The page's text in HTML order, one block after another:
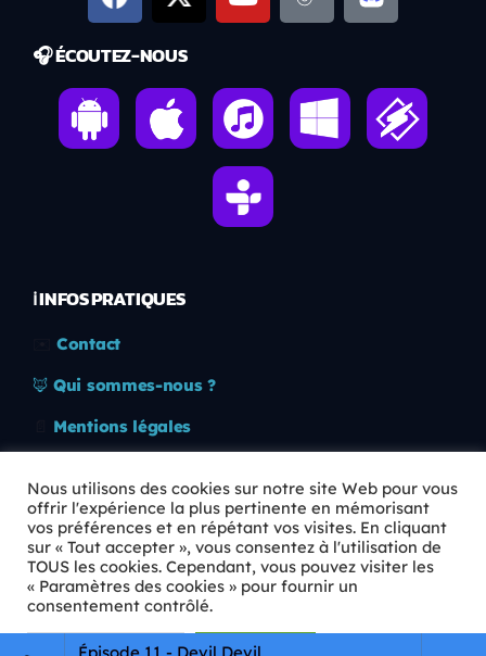
Épisode 11 - Devil Devil
🎧 ÉCOUTEZ-NOUS
ℹ️ INFOS PRATIQUES
Contact
🦊 Qui sommes-nous ?
Mentions légales
🛡️ RGPD
Copyright © 2026 Animkids. Tous droits réservés.
Nous utilisons des cookies sur notre site Web pour vous
offrir l'expérience la plus pertinente en mémorisant
vos préférences et en répétant vos visites. En cliquant
sur « Tout accepter », vous consentez à l'utilisation de
TOUS les cookies. Cependant, vous pouvez visiter les
« Paramètres des cookies » pour fournir un
consentement contrôlé.
Paramètres Cookie Tout accepter